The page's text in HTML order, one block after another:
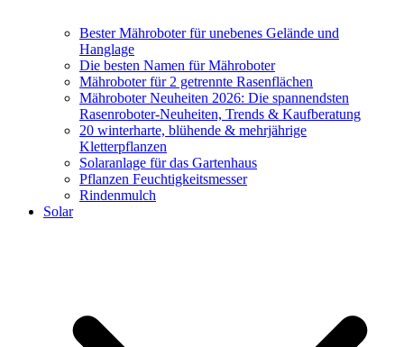
Bester Mähroboter für unebenes Gelände und
Hanglage
Die besten Namen für Mähroboter
Mähroboter für 2 getrennte Rasenflächen
Mähroboter Neuheiten 2026: Die spannendsten
Rasenroboter-Neuheiten, Trends & Kaufberatung
20 winterharte, blühende & mehrjährige
Kletterpflanzen
Solaranlage für das Gartenhaus
Pflanzen Feuchtigkeitsmesser
Rindenmulch
Solar